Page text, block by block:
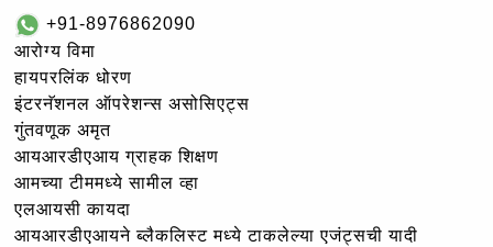
+91-8976862090
आरोग्य विमा
हायपरलिंक धोरण
इंटरनॅशनल ऑपरेशन्स असोसिएट्स
गुंतवणूक अमृत
आयआरडीएआय ग्राहक शिक्षण
आमच्या टीममध्ये सामील व्हा
एलआयसी कायदा
आयआरडीएआयने ब्लैकलिस्ट मध्ये टाकलेल्या एजंट्सची यादी